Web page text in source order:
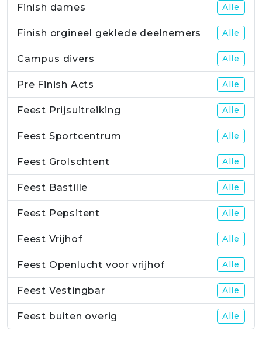
Finish dames Alle
Finish orgineel geklede deelnemers Alle
Campus divers Alle
Pre Finish Acts Alle
Feest Prijsuitreiking Alle
Feest Sportcentrum Alle
Feest Grolschtent Alle
Feest Bastille Alle
Feest Pepsitent Alle
Feest Vrijhof Alle
Feest Openlucht voor vrijhof Alle
Feest Vestingbar Alle
Feest buiten overig Alle